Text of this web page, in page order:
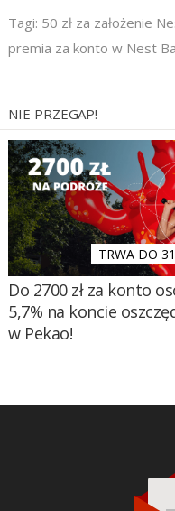
Tagi: 50 zł za założenie
premia za konto w Nest
NIE PRZEGAP!
TRWA DO
Do 2700 zł za konto
5,7% na koncie
w Pekao!